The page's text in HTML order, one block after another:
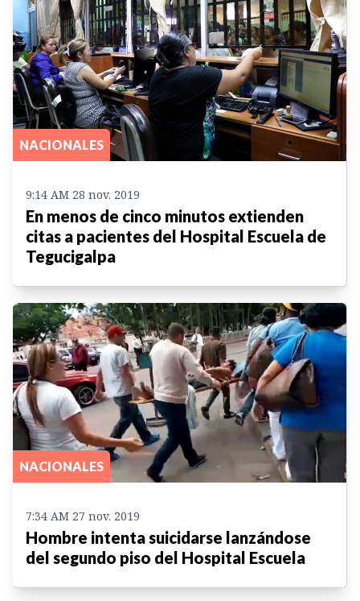
NACIONALES
9:14 AM 28 nov. 2019
En menos de cinco minutos extienden
citas a pacientes del Hospital Escuela de
Tegucigalpa
NACIONALES
7:34 AM 27 nov. 2019
Hombre intenta suicidarse lanzándose
del segundo piso del Hospital Escuela